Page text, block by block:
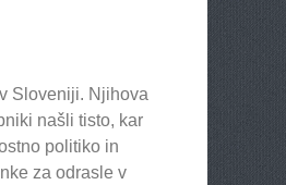
Sloveniji. Njihova
našli tisto, kar
politiko in
za odrasle v